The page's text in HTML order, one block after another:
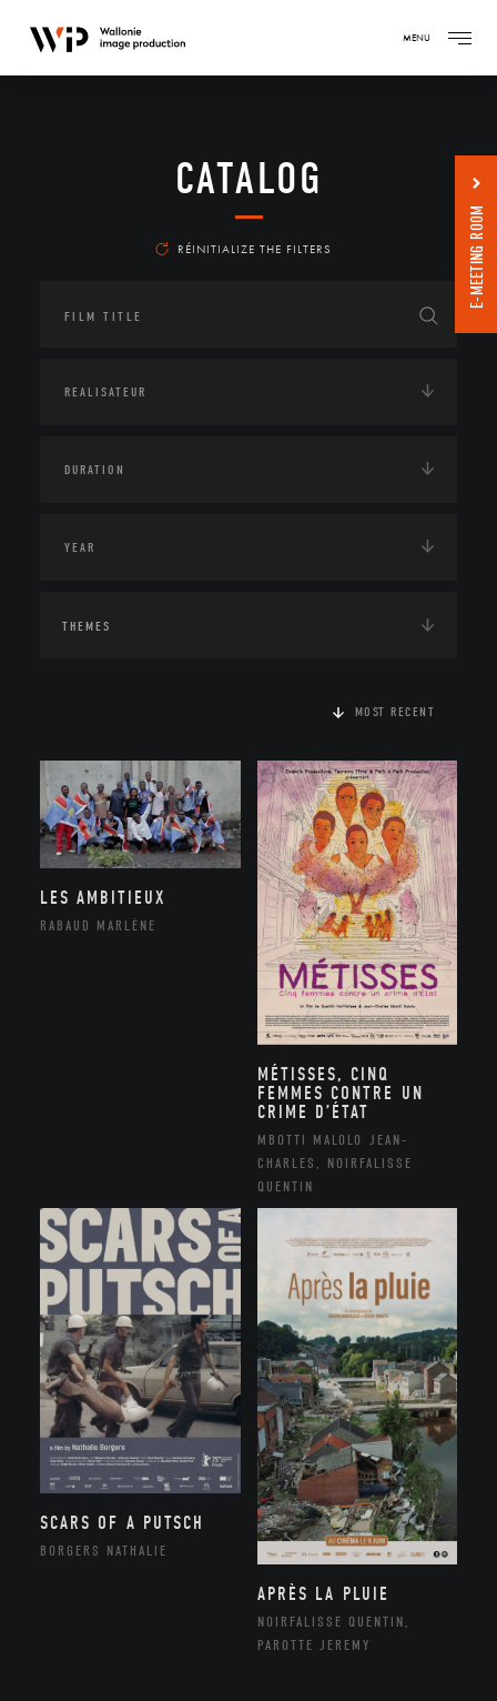
MENU
CATALOG
RÉINITIALIZE THE FILTERS
THEMES
MOST RECENT
LES AMBITIEUX
RABAUD MARLÈNE
MÉTISSES, CINQ
FEMMES CONTRE UN
CRIME D’ÉTAT
MBOTTI MALOLO JEAN-
CHARLES, NOIRFALISSE
QUENTIN
SCARS OF A PUTSCH
BORGERS NATHALIE
APRÈS LA PLUIE
NOIRFALISSE QUENTIN,
PAROTTE JEREMY
E-MEETING ROOM